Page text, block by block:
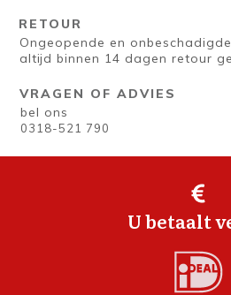
RETOUR
Ongeopende en
altijd binnen 14 dagen retour
VRAGEN OF ADVIES
bel ons
0318-521 790
U betaalt